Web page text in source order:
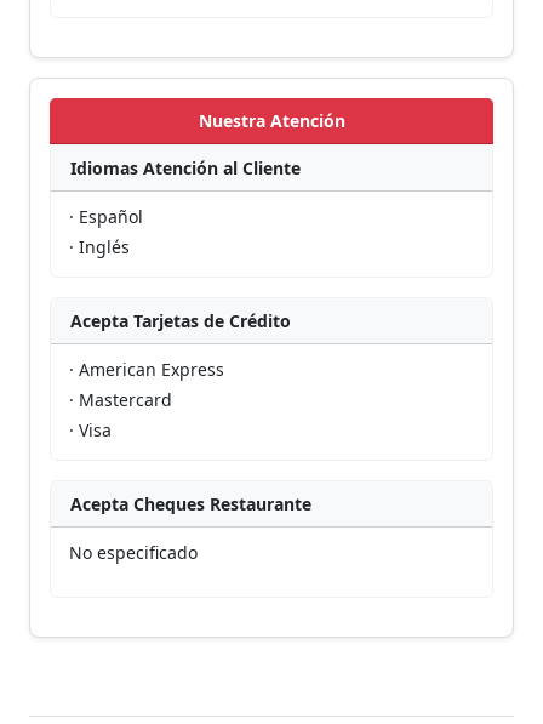
Nuestra Atención
Idiomas Atención al Cliente
· Español
· Inglés
Acepta Tarjetas de Crédito
· American Express
· Mastercard
· Visa
Acepta Cheques Restaurante
No especificado